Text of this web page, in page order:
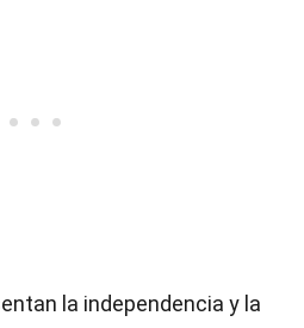
la independencia y la